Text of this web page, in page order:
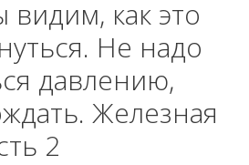
как это
Не надо
давлению,
Железная
2